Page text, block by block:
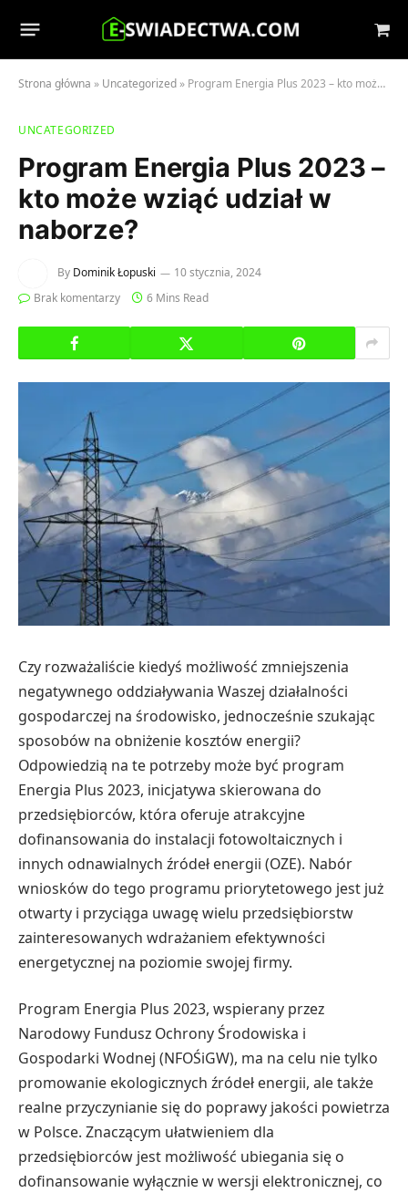
Cart
Strona główna » Uncategorized » Program Energia Plus 2023 – kto może wziąć udział w naborze?
UNCATEGORIZED
Program Energia Plus 2023 –
kto może wziąć udział w
naborze?
By Dominik Łopuski
10 stycznia, 2024
Brak komentarzy
6 Mins Read
Czy rozważaliście kiedyś możliwość zmniejszenia
negatywnego oddziaływania Waszej działalności
gospodarczej na środowisko, jednocześnie szukając
sposobów na obniżenie kosztów energii?
Odpowiedzią na te potrzeby może być program
Energia Plus 2023, inicjatywa skierowana do
przedsiębiorców, która oferuje atrakcyjne
dofinansowania do instalacji fotowoltaicznych i
innych odnawialnych źródeł energii (OZE). Nabór
wniosków do tego programu priorytetowego jest już
otwarty i przyciąga uwagę wielu przedsiębiorstw
zainteresowanych wdrażaniem efektywności
energetycznej na poziomie swojej firmy.
Program Energia Plus 2023, wspierany przez
Narodowy Fundusz Ochrony Środowiska i
Gospodarki Wodnej (NFOŚiGW), ma na celu nie tylko
promowanie ekologicznych źródeł energii, ale także
realne przyczynianie się do poprawy jakości powietrza
w Polsce. Znaczącym ułatwieniem dla
przedsiębiorców jest możliwość ubiegania się o
dofinansowanie wyłącznie w wersji elektronicznej, co